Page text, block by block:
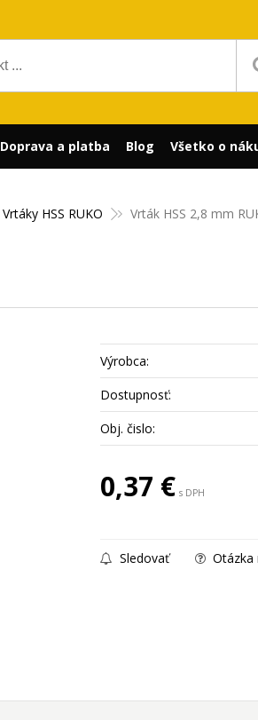
Vrtáky HSS RUKO Vrták HSS 2,8 mm
Výrobca:
Dostupnosť:
Obj. čislo:
0,37 € s DPH
Sledovať Otázka
Doprava a platba Blog Všetko o